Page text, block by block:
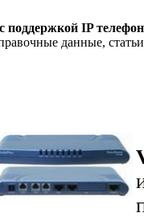
поддержкой IP
данные,